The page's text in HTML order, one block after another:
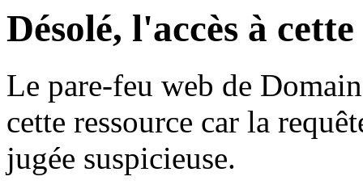
Désolé, l'accès à
Le pare-feu web de
cette ressource car la
jugée suspicieuse.